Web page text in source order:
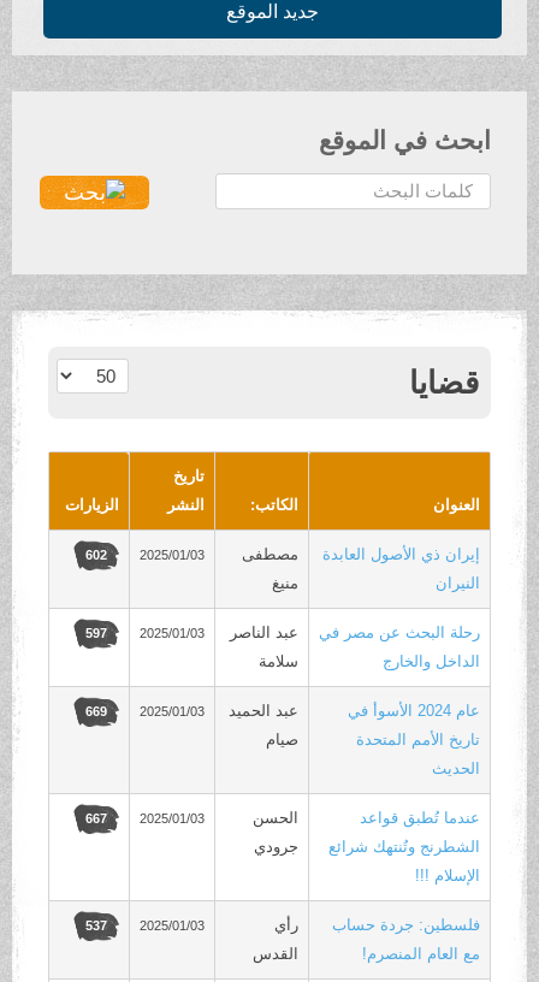
جديد الموقع
ابحث في الموقع
ح
ث
.
قضايا عدد الإظهارات:
العنوان الكاتب:
تاريخ
النشر
الزيارات
إيران ذي الأصول العابدة
النيران
مصطفى
منيغ
2025/01/03
602
رحلة البحث عن مصر في
الداخل والخارج
عبد الناصر
سلامة
2025/01/03
597
عام 2024 الأسوأ في
تاريخ الأمم المتحدة
الحديث
عبد الحميد
صيام
2025/01/03
669
عندما تُطبق قواعد
الشطرنج وتُنتهك شرائع
الإسلام !!!
الحسن
جرودي
2025/01/03
667
فلسطين: جردة حساب
مع العام المنصرم!
القدس
2025/01/03
537